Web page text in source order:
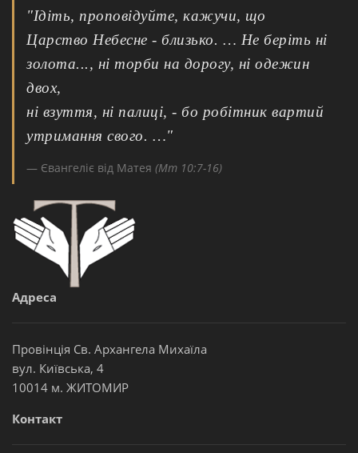
"Ідіть, проповідуйте, кажучи, що
Царство Небесне - близько. … Не беріть ні
золота..., ні торби на дорогу, ні одежин
двох,
ні взуття, ні палиці, - бо робітник вартий
утримання свого. …"
Євангеліє від Матея (Мт 10:7-16)
Адреса
Провінція Св. Архангела Михаїла
вул. Київська, 4
10014 м. ЖИТОМИР
Контакт